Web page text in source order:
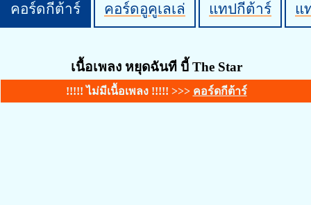
คอร์ดกีต้าร์ คอร์ดอูคูเลเล่ แทปกีต้าร์ แ
เนื้อเพลง หยุดฉันที บี้ The Star
!!!!! ไม่มีเนื้อเพลง !!!!! >>> คอร์ดกีต้าร์